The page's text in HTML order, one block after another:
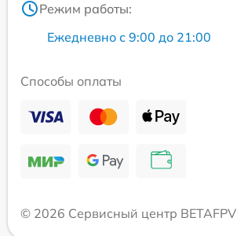
Режим работы:
Ежедневно с 9:00 до 21:00
Способы оплаты
© 2026 Сервисный центр BETAFPV